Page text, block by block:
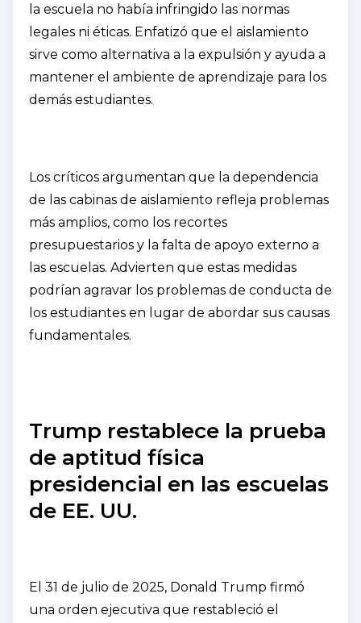
la escuela no había infringido las normas
legales ni éticas. Enfatizó que el aislamiento
sirve como alternativa a la expulsión y ayuda a
mantener el ambiente de aprendizaje para los
demás estudiantes.
Los críticos argumentan que la dependencia
de las cabinas de aislamiento refleja problemas
más amplios, como los recortes
presupuestarios y la falta de apoyo externo a
las escuelas. Advierten que estas medidas
podrían agravar los problemas de conducta de
los estudiantes en lugar de abordar sus causas
fundamentales.
Trump restablece la prueba
de aptitud física
presidencial en las escuelas
de EE. UU.
El 31 de julio de 2025, Donald Trump firmó
una orden ejecutiva que restableció el